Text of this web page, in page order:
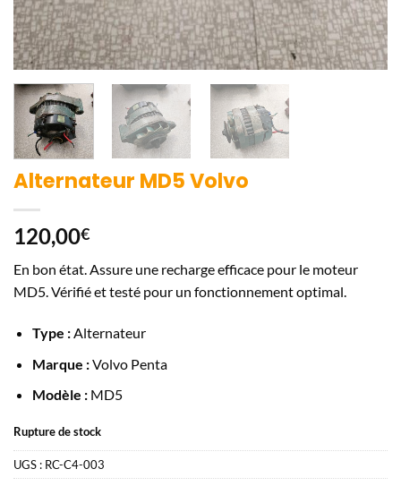
Alternateur MD5 Volvo
120,00€
En bon état. Assure une recharge efficace pour le moteur
MD5. Vérifié et testé pour un fonctionnement optimal.
Type :Alternateur
Marque :Volvo Penta
Modèle :MD5
Rupture de stock
UGS : RC-C4-003